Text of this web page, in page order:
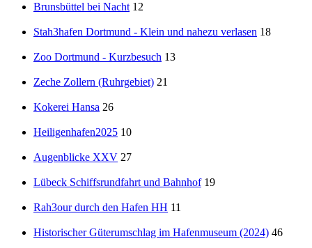
Brunsbüttel bei Nacht 12
Stah3hafen Dortmund - Klein und nahezu verlasen 18
Zoo Dortmund - Kurzbesuch 13
Zeche Zollern (Ruhrgebiet) 21
Kokerei Hansa 26
Heiligenhafen2025 10
Augenblicke XXV 27
Lübeck Schiffsrundfahrt und Bahnhof 19
Rah3our durch den Hafen HH 11
Historischer Güterumschlag im Hafenmuseum (2024) 46